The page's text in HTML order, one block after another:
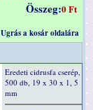
Összeg:0 Ft
Ugrás a kosár oldalára
Eredeti cidrusfa cserép,
500 db, 19 x 30 x 1, 5
mm